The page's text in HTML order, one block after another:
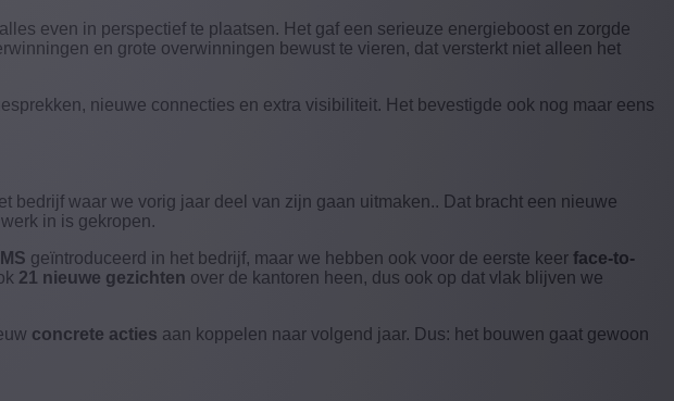
even in perspectief te plaatsen. Het gaf een serieuze energieboost en zorgde
en grote overwinningen bewust te vieren, dat versterkt niet alleen het
nieuwe connecties en extra visibiliteit. Het bevestigde ook nog maar eens
bedrijf waar we vorig jaar deel van zijn gaan uitmaken.. Dat bracht een nieuwe
in is gekropen.
geïntroduceerd in het bedrijf, maar we hebben ook voor de eerste keer face-to-
21 nieuwe gezichten over de kantoren heen, dus ook op dat vlak blijven we
concrete acties aan koppelen naar volgend jaar. Dus: het bouwen gaat gewoon